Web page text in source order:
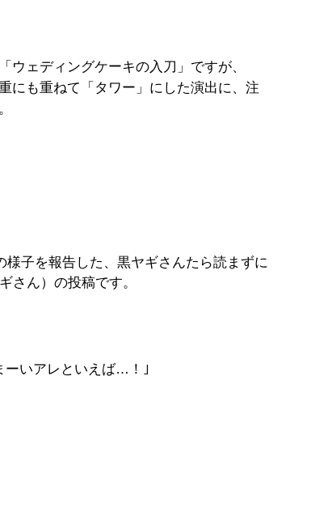
ウェディングケーキの入刀」ですが、
にも重ねて「タワー」にした演出に、注
子を報告した、黒ヤギさんたら読まずに
さん）の投稿です。
ーいアレといえば…！｣